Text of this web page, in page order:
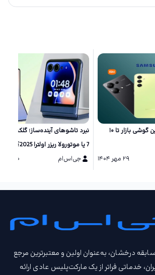
راهنمای خرید بهترین گوشی بازار تا ۱۰
۲۹ مهر ۱۴۰۴
نبرد تاشو‌های آینده‌ساز؛ گلکسی زد
7 یا موتورولا ریزر اولترا 2025؟
جی‌اس‌ام
۲۰ مرداد ۱۴۰۴
با ۲۰ سال سابقه درخشان، به‌عنوان اولین و معتبرترین مرجع
خدماتی فراتر از یک مارکت‌پلیس عادی ارائه